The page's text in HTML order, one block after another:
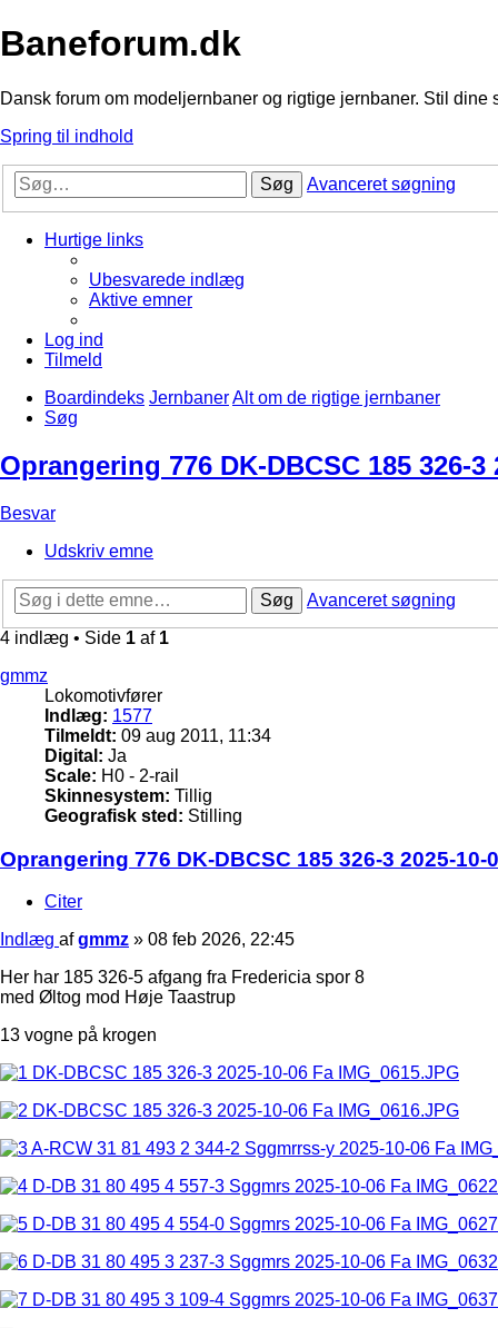
Baneforum.dk
Dansk forum om modeljernbaner og rigtige jernbaner. Stil dine
Spring til indhold
Søg Avanceret søgning
Hurtige links
Ubesvarede indlæg
Aktive emner
Log ind
Tilmeld
Boardindeks JernbanerAlt om de rigtige jernbaner
Søg
Oprangering 776 DK-DBCSC 185 326-3
Besvar
Udskriv emne
Søg
Avanceret søgning
4 indlæg • Side 1 af 1
gmmz
Lokomotivfører
Indlæg: 1577
Tilmeldt: 09 aug 2011, 11:34
Digital: Ja
Scale: H0 - 2-rail
Skinnesystem: Tillig
Geografisk sted: Stilling
Oprangering 776 DK-DBCSC 185 326-3 2025-10-
Citer
Indlæg afgmmz » 08 feb 2026, 22:45
Her har 185 326-5 afgang fra Fredericia spor 8
med Øltog mod Høje Taastrup
13 vogne på krogen